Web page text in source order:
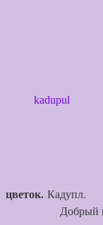
kadupul
цветок.
Добрый вечер,